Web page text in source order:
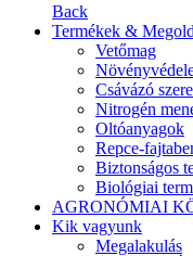
Back
Termékek &
Vetőmag
Csávázó
Nitrogén
Oltóanyagok
Repce-
Biztonságos
Biológiai
AGRONÓMIAI
Kik vagyunk
Megalakulás